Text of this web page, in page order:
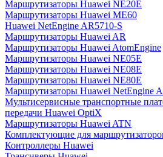
Маршрутизаторы Huawei NE20E
Маршрутизаторы Huawei ME60
Huawei NetEngine AR5710-S
Маршрутизаторы Huawei AR
Маршрутизаторы Huawei AtomEngine
Маршрутизаторы Huawei NE05E
Маршрутизаторы Huawei NE08E
Маршрутизаторы Huawei NE80E
Маршрутизаторы Huawei NetEngine
Мультисервисные транспортные
передачи Huawei OptiX
Маршрутизаторы Huawei ATN
Комплектующие для
Контроллеры Huawei